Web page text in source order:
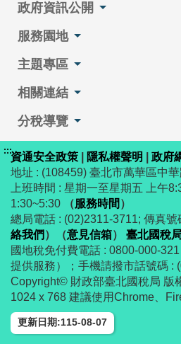
政府資訊公開
服務園地
主題專區
相關連結
分稅導覽
:::資通安全政策 隱私權聲明
政府
地址 : (108459) 臺北市萬華區中
上班時間 : 星期一至星期五 上午
1:30~5:30
（服務時間 ）
總局電話 : (02)2311-3711; 傳真
絡我們 ） （意見信箱）
臺北國稅
國地稅免付費電話 : 0800-000-
提供服務）；手機請撥市話號碼 :
Copyright© 財政部臺北國稅局
1024 x 768 建議使用Chrome、
更新日期:115-08-07